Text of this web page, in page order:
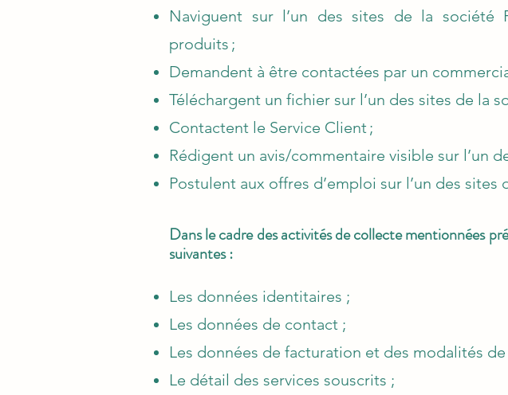
Naviguent sur l’un des sites de la société
produits ;
Demandent à être contactées par un
Téléchargent un fichier sur l’un des sites de la
Contactent le Service Client ;
Rédigent un avis/commentaire visible sur l’un
Postulent aux offres d’emploi sur l’un des sites
Dans le cadre des activités de collecte mentionnées
suivantes :
Les données identitaires ;
Les données de contact ;
Les données de facturation et des modalités
Le détail des services souscrits ;